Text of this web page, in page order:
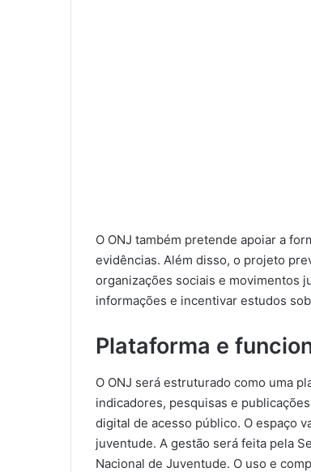
O ONJ também pretende apoiar a
evidências. Além disso, o projeto
organizações sociais e movimentos
informações e incentivar estudos
Plataforma e
O ONJ será estruturado como uma
indicadores, pesquisas e
digital de acesso público. O espaço
juventude. A gestão será feita pela
Nacional de Juventude. O uso e